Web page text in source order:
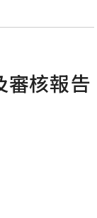
審核報告